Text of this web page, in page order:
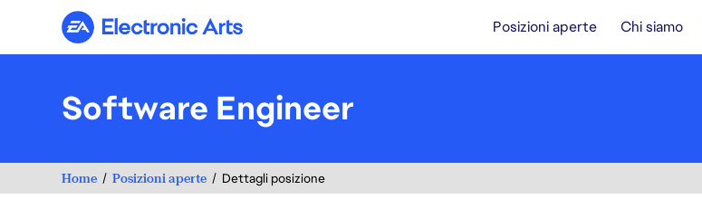
Electronic Arts Posizioni aperte Chi siamo
Software Engineer
Home Posizioni aperte Dettagli posizione